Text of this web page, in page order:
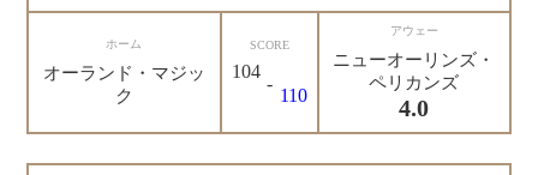
ホーム
オーランド・マジッ
ク
SCORE
104
-
110
アウェー
ニューオーリンズ・
ペリカンズ
4.0